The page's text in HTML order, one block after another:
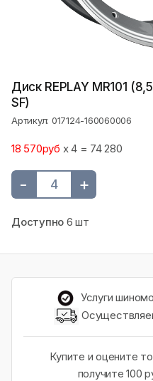
Диск REPLAY MR101
SF)
Артикул: 017124-160060006
18 570руб x 4 = 74 280
- +
Доступно 6 шт
Услуги
Купите и оцените
получите 100